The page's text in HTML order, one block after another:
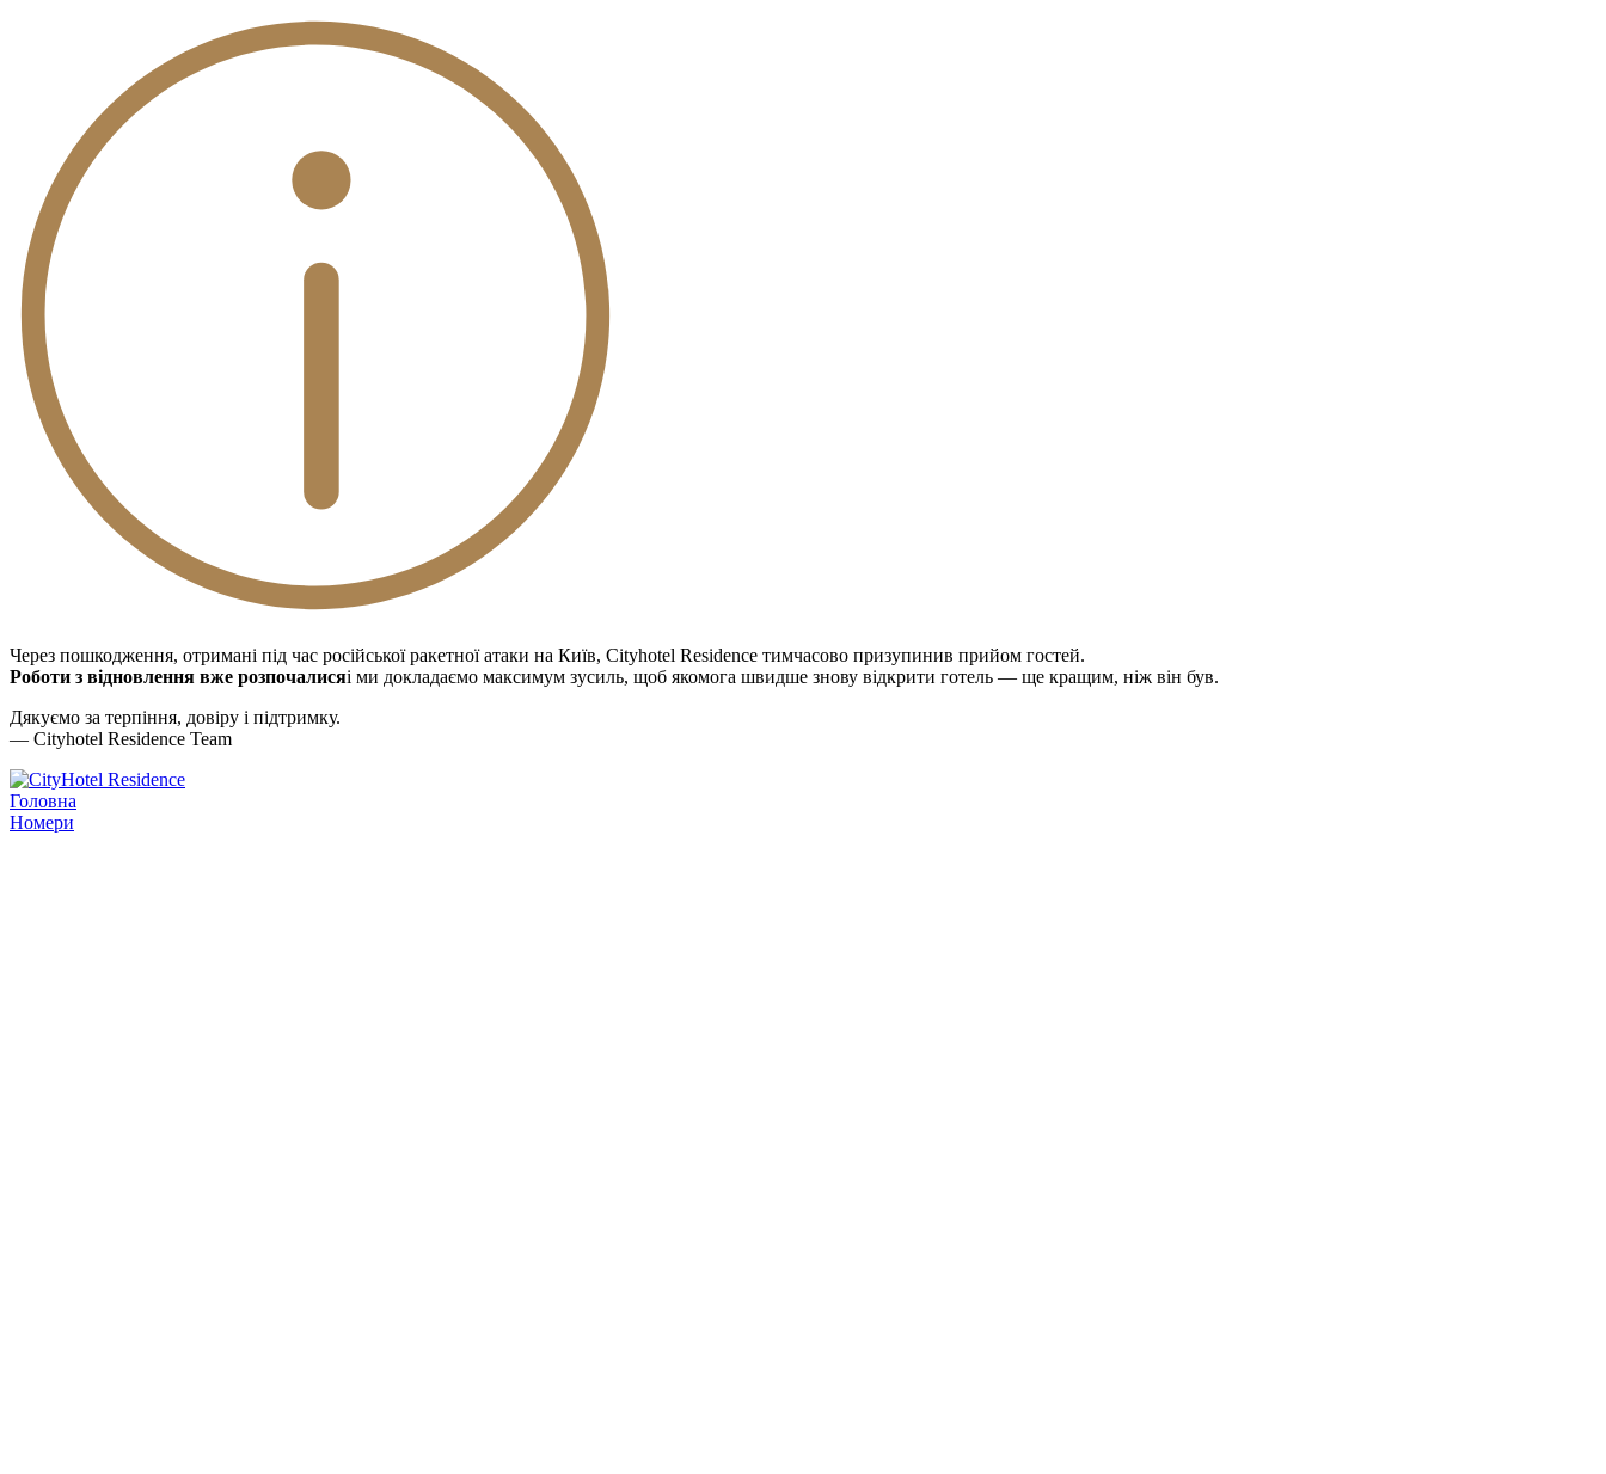
Через пошкодження, отримані під час російської ракетної атаки на Київ, Cityhotel Residence тимчасово призупинив прийом гостей.
Роботи з відновлення вже розпочалисяі ми докладаємо максимум зусиль, щоб якомога швидше знову відкрити готель — ще кращим, ніж він був.
Дякуємо за терпіння, довіру і підтримку.
— Cityhotel Residence Team
Головна
Номери